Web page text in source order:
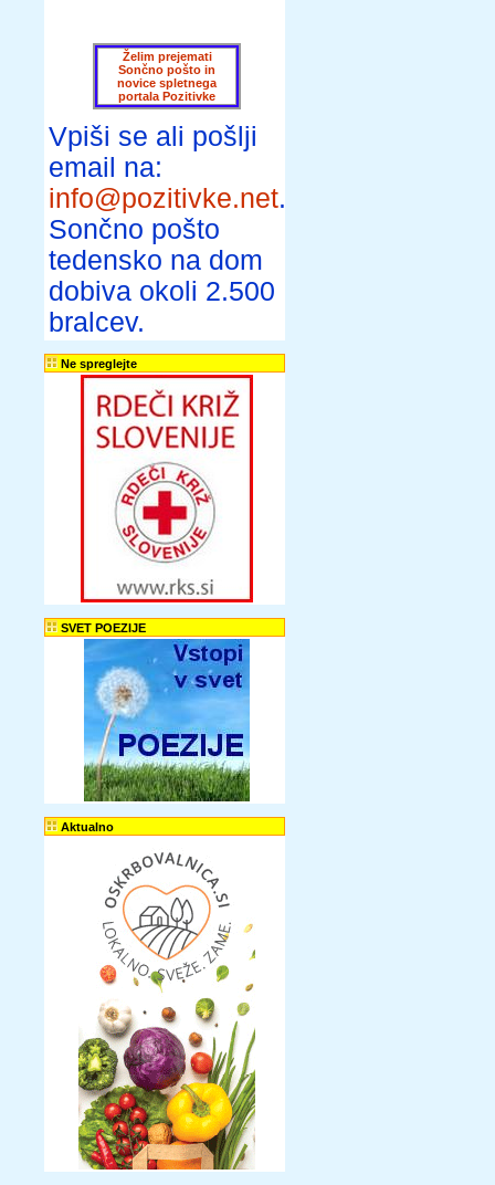
Želim prejemati
Sončno pošto in
novice spletnega
portala Pozitivke
Vpiši se ali pošlji
email na:
info@pozitivke.net.
Sončno pošto
tedensko na dom
dobiva okoli 2.500
bralcev.
Ne spreglejte
SVET POEZIJE
Aktualno